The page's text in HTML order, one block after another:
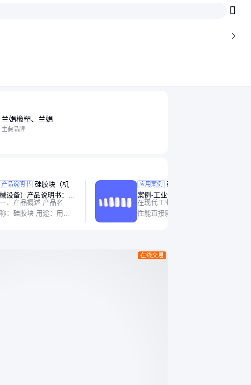

兰娟橡塑、兰娟
主要品牌
产品说明书
械设备）产品说明书：安
装维护与适用环境指南
一、产品概述 产品名
称：硅胶块 用途：用于
应用案例
案例-工业设备密封防漏
解决方案全解析
在现代工业设备中，密封
性能直接影响运行稳定性
性、抗老化性和弹性，广
在线交易